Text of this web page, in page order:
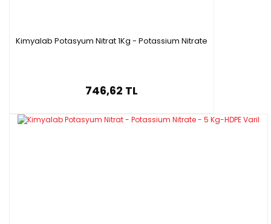
Kimyalab Potasyum Nitrat 1Kg - Potassium Nitrate
746,62 TL